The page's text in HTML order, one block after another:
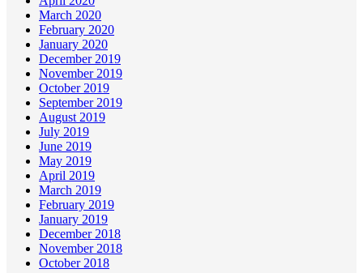
March 2020
February 2020
January 2020
December 2019
November 2019
October 2019
September 2019
August 2019
July 2019
June 2019
May 2019
April 2019
March 2019
February 2019
January 2019
December 2018
November 2018
October 2018